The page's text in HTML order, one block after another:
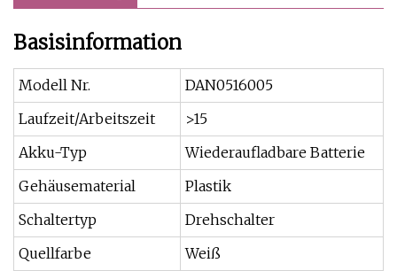
Basisinformation
Modell Nr.
DAN0516005
Laufzeit/Arbeitszeit
>15
Akku-Typ
Wiederaufladbare Batterie
Gehäusematerial
Plastik
Schaltertyp
Drehschalter
Quellfarbe
Weiß